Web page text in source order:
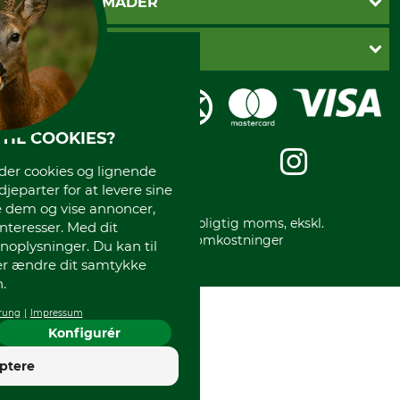
Fragt
Fortrydelsesret
Fortrydelse af din ordre
Reklamation
Privatlivspolitik
Handelsbetingelser
Impressum
Gratis returlabel
Dankort
Faktura
Mobile Pay
Kreditkort
DANSK SKOVKONTOR
Karriere
Messe datoer
Om os
* Alle priser inkl. lovpligtig moms, ekskl.
forsendelsesomkostninger
COOKIES?
cookies og lignende
for at levere sine
og vise annoncer,
Med dit
Du kan til
ændre dit samtykke
Impressum
Konfigurér